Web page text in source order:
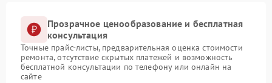
Прозрачное ценообразование и бесплатная
консультация
Точные прайс-листы, предварительная оценка стоимости
ремонта, отсутствие скрытых платежей и возможность
бесплатной консультации по телефону или онлайн на
сайте